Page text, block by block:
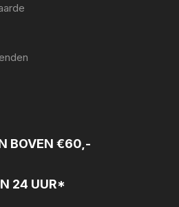
BOVEN €60,-
24 UUR*